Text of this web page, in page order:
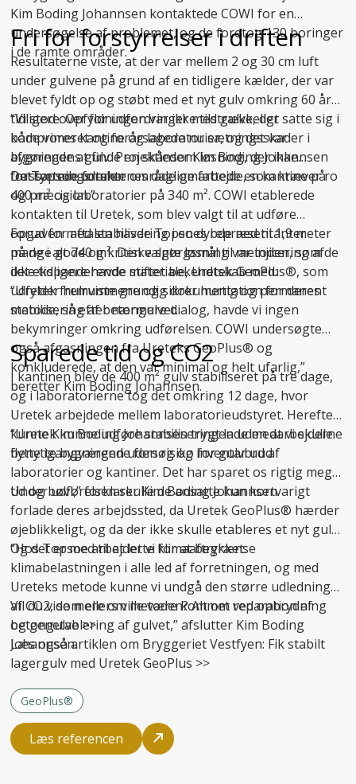
Kim Boding Johannsen kontaktede COWI for en
undersøgelse af problemet, og de foretog 130 boringer
i de ramte områder.
Fri for forstyrrelser i driften
Resultaterne viste, at der var mellem 2 og 30 cm luft
under gulvene på grund af en tidligere kælder, der var
blevet fyldt op og støbt med et nyt gulv omkring 60 år
tidligere. Opfyldningen var ikke tilstrækkeligt
komprimeret og forårsagede nu sætningsskader i
bygningens gulv. Projektleder Kim Boding Johannsen
fra Topsoe udtaler:
“Vi stod over for udfordringer med gulve, der satte sig i
både vores kantine og laboratorier, og det var
afgørende at finde en skånsom løsning, der ikke
forstyrrede forskernes daglige arbejde, som kræver ro
og præcision.”
Det sætningsramte område omfattede en kantine på
400 m² og laboratorier på 340 m². COWI etablerede
kontakten til Uretek, som blev valgt til at udføre
opgaven med stabilisering i en dybde ned til 1,9 meter
på de i alt 740 m². Den valgte løsning var injicering af
det ekspanderende materiale, Uretek GeoPlus®, som
udfylder hulrummene og sikrer hurtig og permanent
stabilisering af betongulvet.
Forud for aftalen havde Topsoes repræsentanter
mange gode og kritiske spørgsmål til metoden, som de
ikke tidligere havde stiftet bekendtskab med:
“Uretek fremviste grundig dokumentation for deres
metode, så efter nærmere dialog, havde vi ingen
bekymringer omkring udførelsen. COWI undersøgte
også afgasningen fra Ureteks GeoPlus® og
konkluderede, at den var minimal og helt ufarlig,”
beretter Kim Boding Johannsen.
Sparede tid og CO2
I kantinen blev de 400 m² gulv stabiliseret på tre dage,
og i laboratorierne tog det omkring 12 dage, hvor
Uretek arbejdede mellem laboratorieudstyret. Herefter
kunne Kim Boding Johannsen trygt lade medarbejderne
benytte bygningen uden risiko for gulvbrud.
“Uretek kunne udføre stabiliseringen uden at vi skulle
flytte igangværende forsøg og inventar ud af
laboratorier og kantiner. Det har sparet os rigtig meget
tid og bøvl,” forklarer Kim Boding Johannsen.
Under udførelsen skulle de ansatte kun kortvarigt
forlade deres arbejdssted, da Uretek GeoPlus® hærder
øjeblikkeligt, og da der ikke skulle etableres et nyt gulv.
Og det er med til at lette klimaaftrykket.
“Hos Topsoe arbejder vi for at begrænse
klimabelastningen i alle led af forretningen, og med
Ureteks metode kunne vi undgå den større udledning
af CO2, som ellers ville være kommet ved opbrydning
og genetablering af gulvet,” afslutter Kim Boding
Johannsen.
Vil du vide mere om metoden? Alt omreparation af
betongulve>>
Læs også artiklen om Bryggeriet Vestfyen: Fik stabilt
lagergulv med Uretek GeoPlus >>
GeoPlus®
Læs referencen